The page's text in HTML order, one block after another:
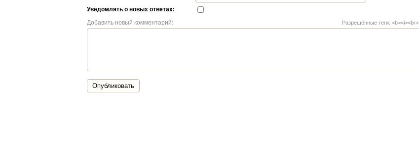
Уведомлять о новых ответах:
Разрешённые теги: <b><i><br>
Добавить новый комментарий:
Опубликовать